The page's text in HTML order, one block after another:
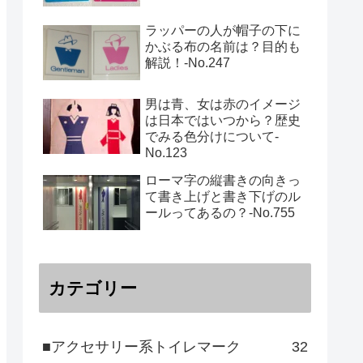
ラッパーの人が帽子の下に
かぶる布の名前は？目的も
解説！‐No.247
男は青、女は赤のイメージ
は日本ではいつから？歴史
でみる色分けについて-
No.123
ローマ字の縦書きの向きっ
て書き上げと書き下げのル
ールってあるの？‐No.755
カテゴリー
■アクセサリー系トイレマーク 32